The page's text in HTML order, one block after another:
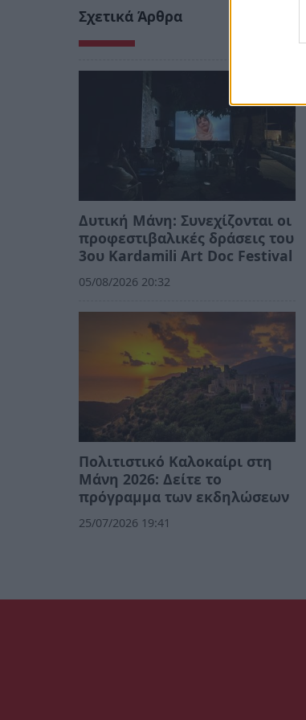
Σχετικά Άρθρα
Δυτική Μάνη: Συνεχίζονται οι
προφεστιβαλικές δράσεις του
3ου Kardamili Art Doc Festival
05/08/2026 20:32
Πολιτιστικό Καλοκαίρι στη
Μάνη 2026: Δείτε το
πρόγραμμα των εκδηλώσεων
25/07/2026 19:41